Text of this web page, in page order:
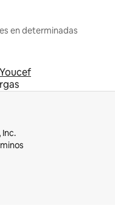
en determinadas